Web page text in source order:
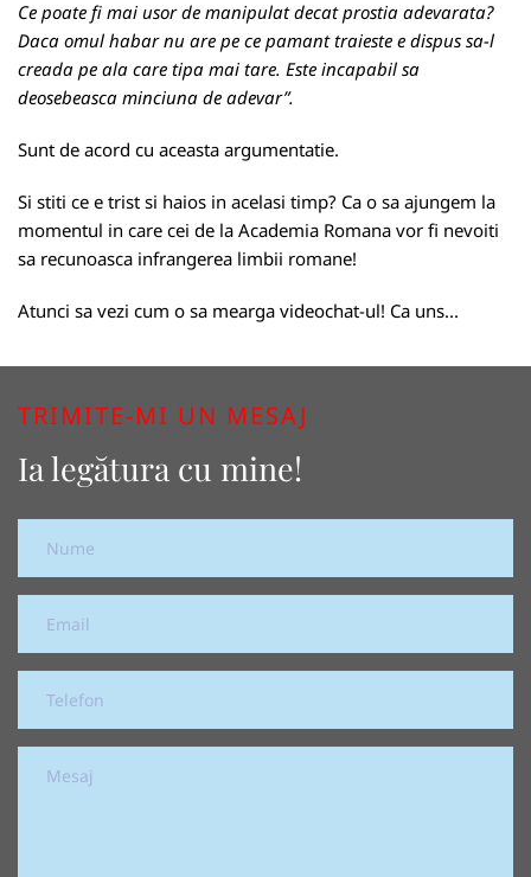
Ce poate fi mai usor de manipulat decat prostia adevarata?
Daca omul habar nu are pe ce pamant traieste e dispus sa-l
creada pe ala care tipa mai tare. Este incapabil sa
deosebeasca minciuna de adevar”.
Sunt de acord cu aceasta argumentatie.
Si stiti ce e trist si haios in acelasi timp? Ca o sa ajungem la
momentul in care cei de la Academia Romana vor fi nevoiti
sa recunoasca infrangerea limbii romane!
Atunci sa vezi cum o sa mearga videochat-ul! Ca uns...
TRIMITE-MI UN MESAJ
Ia legătura cu mine!